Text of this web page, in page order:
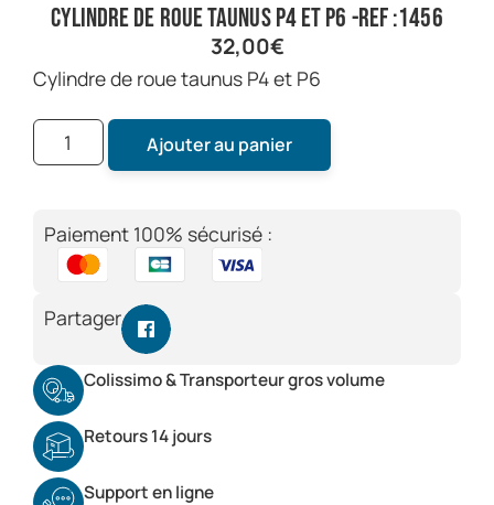
cylindre de roue taunus P4 et P6 -ref :1456
32,00€
cylindre de roue taunus P4 et P6
Ajouter au panier
Paiement 100% sécurisé :
Partager
Colissimo & Transporteur gros volume
Retours 14 jours
Support en ligne